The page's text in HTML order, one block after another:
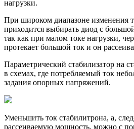
нагрузки.
При широком диапазоне изменения
приходится выбирать диод с
так как при малом токе нагрузки,
протекает большой ток и он
Параметрический стабилизатор на
в схемах, где потребляемый ток
задания опорных напряжений.
Уменьшить ток стабилитрона, а,
рассеиваемую мощность, можно с